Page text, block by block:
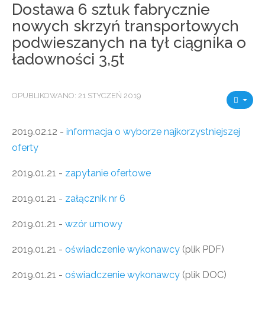
Dostawa 6 sztuk fabrycznie
nowych skrzyń transportowych
podwieszanych na tył ciągnika o
ładowności 3,5t
OPUBLIKOWANO: 21 STYCZEŃ 2019
2019.02.12 - informacja o wyborze najkorzystniejszej
oferty
2019.01.21 - zapytanie ofertowe
2019.01.21 - załącznik nr 6
2019.01.21 - wzór umowy
2019.01.21 - oświadczenie wykonawcy (plik PDF)
2019.01.21 - oświadczenie wykonawcy (plik DOC)